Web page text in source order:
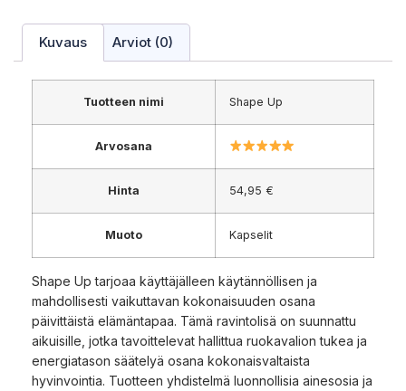
Kuvaus Arviot (0)
Tuotteen nimi Shape Up
Arvosana
Hinta 54,95 €
Muoto Kapselit
Shape Up tarjoaa käyttäjälleen käytännöllisen ja
mahdollisesti vaikuttavan kokonaisuuden osana
päivittäistä elämäntapaa. Tämä ravintolisä on suunnattu
aikuisille, jotka tavoittelevat hallittua ruokavalion tukea ja
energiatason säätelyä osana kokonaisvaltaista
hyvinvointia. Tuotteen yhdistelmä luonnollisia ainesosia ja